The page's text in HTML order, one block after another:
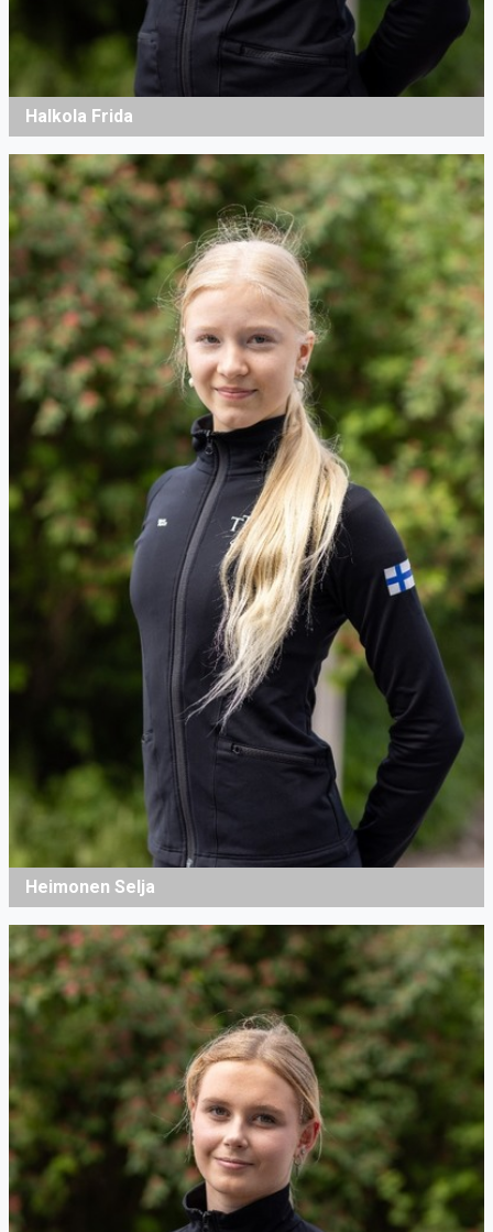
Halkola Frida
Heimonen Selja